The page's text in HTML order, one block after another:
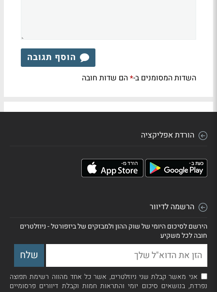
הוסף תגובה
השדות המסומנים ב-*הם שדות חובה
הורדת אפליקציה
הרשמה לדיוור
הירשם לסיכום היומי של שוק ההון ולמבזקים של ביזפורטל - ניוזלטרים
חובה לכל משקיע
אני מאשר קבלת שני ניוזלטרים, אשר כל אחד מהווה רשימת תפוצה
נפרדת, בנושאים סיכום יומי והתראות חמות וקבלת דיוורים פרסומיים